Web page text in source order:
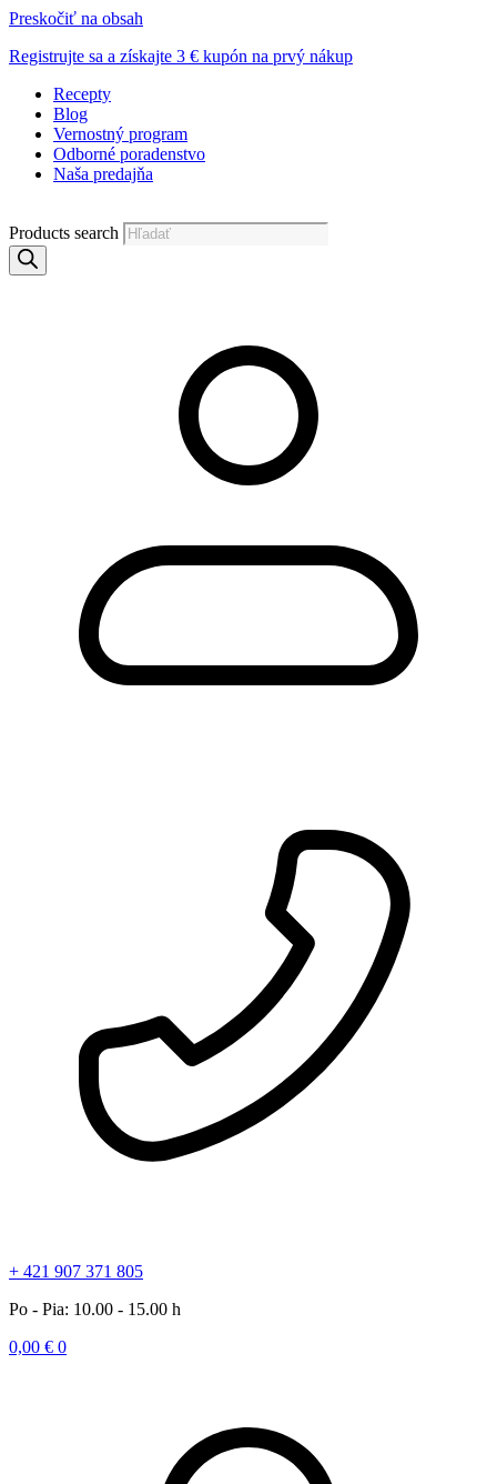
Preskočiť na obsah
Registrujte sa a získajte 3 € kupón na prvý nákup
Recepty
Blog
Vernostný program
Odborné poradenstvo
Naša predajňa
Products search
+ 421 907 371 805
Po - Pia: 10.00 - 15.00 h
0,00 € 0